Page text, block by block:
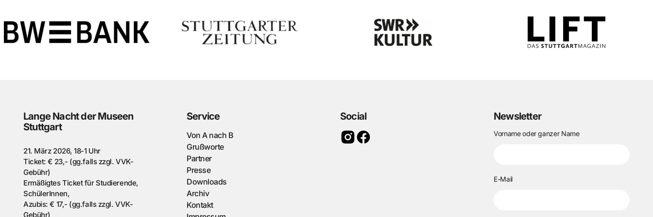
Lange Nacht der Museen
Stuttgart
21. März 2026, 18-1 Uhr
Ticket: € 23,- (gg.falls zzgl. VVK-
Gebühr)
Ermäßigtes Ticket für Studierende,
SchülerInnen,
Azubis: € 17,- (gg.falls zzgl. VVK-
Gebühr)
Service
Von A nach B
Grußworte
Partner
Presse
Downloads
Archiv
Kontakt
Social Newsletter
Vorname oder ganzer Name
E-Mail